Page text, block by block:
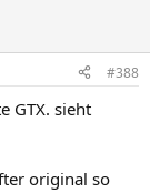
#388
GTX. sieht
original so